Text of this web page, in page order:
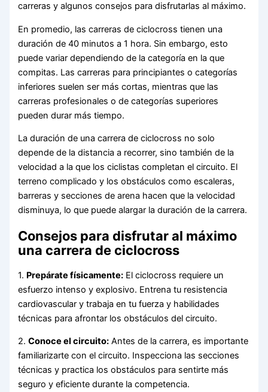
carreras y algunos consejos para disfrutarlas al máximo.
En promedio, las carreras de ciclocross tienen una
duración de 40 minutos a 1 hora. Sin embargo, esto
puede variar dependiendo de la categoría en la que
compitas. Las carreras para principiantes o categorías
inferiores suelen ser más cortas, mientras que las
carreras profesionales o de categorías superiores
pueden durar más tiempo.
La duración de una carrera de ciclocross no solo
depende de la distancia a recorrer, sino también de la
velocidad a la que los ciclistas completan el circuito. El
terreno complicado y los obstáculos como escaleras,
barreras y secciones de arena hacen que la velocidad
disminuya, lo que puede alargar la duración de la carrera.
Consejos para disfrutar al máximo
una carrera de ciclocross
1. Prepárate físicamente: El ciclocross requiere un
esfuerzo intenso y explosivo. Entrena tu resistencia
cardiovascular y trabaja en tu fuerza y habilidades
técnicas para afrontar los obstáculos del circuito.
2.Conoce el circuito: Antes de la carrera, es importante
familiarizarte con el circuito. Inspecciona las secciones
técnicas y practica los obstáculos para sentirte más
seguro y eficiente durante la competencia.